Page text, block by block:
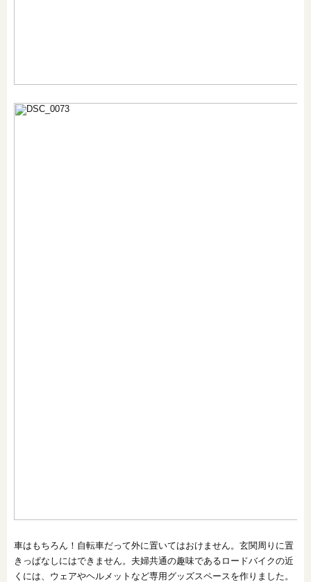
車はもちろん！自転車だって外に置いてはおけません。玄関周りに置
きっぱなしにはできません。夫婦共通の趣味であるロードバイクの近
くには、ウェアやヘルメットなど専用グッズスペースを作りました。